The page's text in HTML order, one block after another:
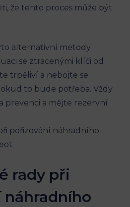
že tento proces může být
alternativní metody
se ztracenými klíči od
trpěliví a nebojte se
to bude potřeba. Vždy
prevenci a mějte rezervní
rady při
náhradního